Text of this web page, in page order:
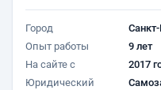
Город
Опыт работы
9 лет
На сайте с
2017
Юридический